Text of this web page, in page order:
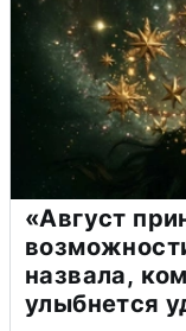
«Август
назвала,
улыбнется